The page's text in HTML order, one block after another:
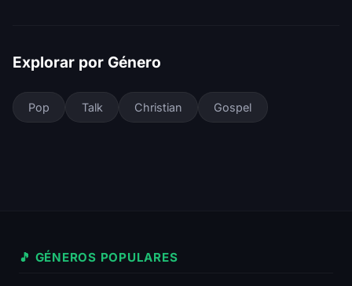
Explorar por Género
Pop Talk Christian Gospel
🎵 GÉNEROS POPULARES